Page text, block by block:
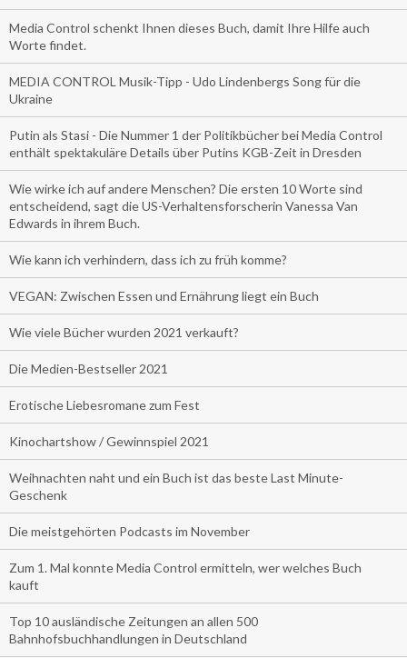
Media Control schenkt Ihnen dieses Buch, damit Ihre Hilfe auch
Worte findet.
MEDIA CONTROL Musik-Tipp - Udo Lindenbergs Song für die
Ukraine
Putin als Stasi - Die Nummer 1 der Politikbücher bei Media Control
enthält spektakuläre Details über Putins KGB-Zeit in Dresden
Wie wirke ich auf andere Menschen? Die ersten 10 Worte sind
entscheidend, sagt die US-Verhaltensforscherin Vanessa Van
Edwards in ihrem Buch.
Wie kann ich verhindern, dass ich zu früh komme?
VEGAN: Zwischen Essen und Ernährung liegt ein Buch
Wie viele Bücher wurden 2021 verkauft?
Die Medien-Bestseller 2021
Erotische Liebesromane zum Fest
Kinochartshow / Gewinnspiel 2021
Weihnachten naht und ein Buch ist das beste Last Minute-
Geschenk
Die meistgehörten Podcasts im November
Zum 1. Mal konnte Media Control ermitteln, wer welches Buch
kauft
Top 10 ausländische Zeitungen an allen 500
Bahnhofsbuchhandlungen in Deutschland